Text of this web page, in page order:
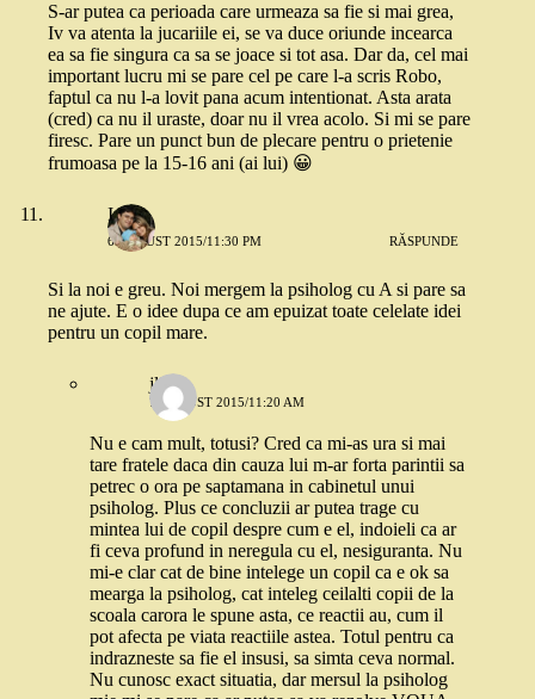
S-ar putea ca perioada care urmeaza sa fie si mai grea,
Iv va atenta la jucariile ei, se va duce oriunde incearca
ea sa fie singura ca sa se joace si tot asa. Dar da, cel mai
important lucru mi se pare cel pe care l-a scris Robo,
faptul ca nu l-a lovit pana acum intentionat. Asta arata
(cred) ca nu il uraste, doar nu il vrea acolo. Si mi se pare
firesc. Pare un punct bun de plecare pentru o prietenie
frumoasa pe la 15-16 ani (ai lui) 😀
Irina
6 AUGUST 2015/11:30 PM RĂSPUNDE
Si la noi e greu. Noi mergem la psiholog cu A si pare sa
ne ajute. E o idee dupa ce am epuizat toate celelate idei
pentru un copil mare.
jlix
7 AUGUST 2015/11:20 AM
Nu e cam mult, totusi? Cred ca mi-as ura si mai
tare fratele daca din cauza lui m-ar forta parintii sa
petrec o ora pe saptamana in cabinetul unui
psiholog. Plus ce concluzii ar putea trage cu
mintea lui de copil despre cum e el, indoieli ca ar
fi ceva profund in neregula cu el, nesiguranta. Nu
mi-e clar cat de bine intelege un copil ca e ok sa
mearga la psiholog, cat inteleg ceilalti copii de la
scoala carora le spune asta, ce reactii au, cum il
pot afecta pe viata reactiile astea. Totul pentru ca
indrazneste sa fie el insusi, sa simta ceva normal.
Nu cunosc exact situatia, dar mersul la psiholog